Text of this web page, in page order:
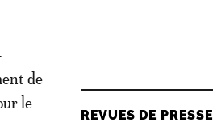
de
le
REVUES DE PRESSE